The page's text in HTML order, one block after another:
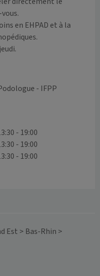
en EHPAD et à la
- IFPP
- 19:00
- 19:00
- 19:00
Est > Bas-Rhin >